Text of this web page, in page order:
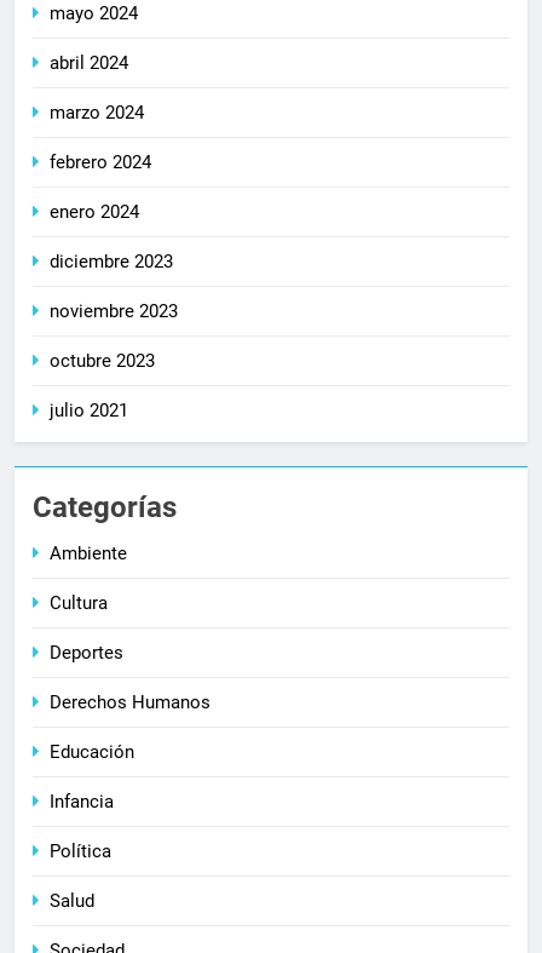
mayo 2024
abril 2024
marzo 2024
febrero 2024
enero 2024
diciembre 2023
noviembre 2023
octubre 2023
julio 2021
Categorías
Ambiente
Cultura
Deportes
Derechos Humanos
Educación
Infancia
Política
Salud